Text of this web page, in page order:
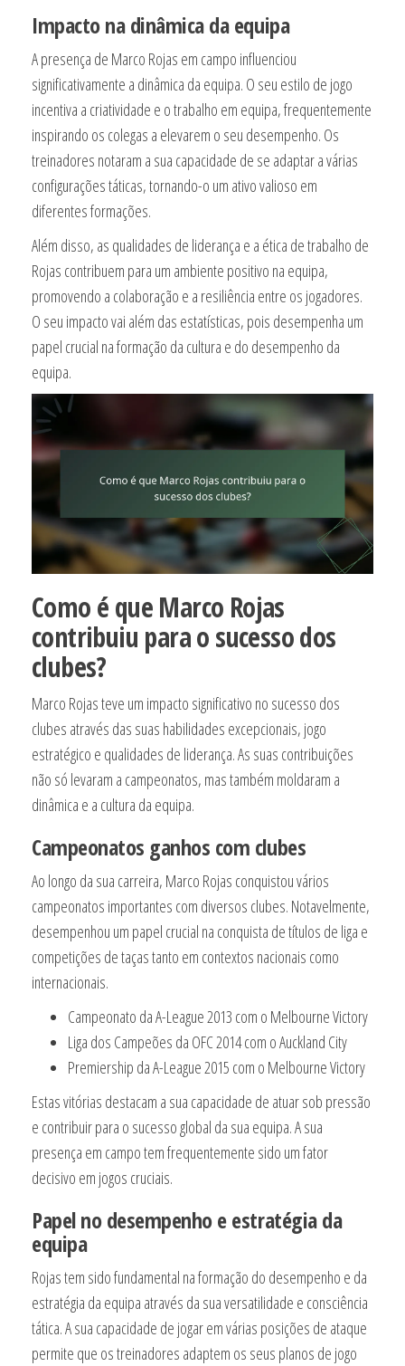
Impacto na dinâmica da equipa
A presença de Marco Rojas em campo influenciou
significativamente a dinâmica da equipa. O seu estilo de jogo
incentiva a criatividade e o trabalho em equipa, frequentemente
inspirando os colegas a elevarem o seu desempenho. Os
treinadores notaram a sua capacidade de se adaptar a várias
configurações táticas, tornando-o um ativo valioso em
diferentes formações.
Além disso, as qualidades de liderança e a ética de trabalho de
Rojas contribuem para um ambiente positivo na equipa,
promovendo a colaboração e a resiliência entre os jogadores.
O seu impacto vai além das estatísticas, pois desempenha um
papel crucial na formação da cultura e do desempenho da
equipa.
Como é que Marco Rojas
contribuiu para o sucesso dos
clubes?
Marco Rojas teve um impacto significativo no sucesso dos
clubes através das suas habilidades excepcionais, jogo
estratégico e qualidades de liderança. As suas contribuições
não só levaram a campeonatos, mas também moldaram a
dinâmica e a cultura da equipa.
Campeonatos ganhos com clubes
Ao longo da sua carreira, Marco Rojas conquistou vários
campeonatos importantes com diversos clubes. Notavelmente,
desempenhou um papel crucial na conquista de títulos de liga e
competições de taças tanto em contextos nacionais como
internacionais.
Campeonato da A-League 2013 com o Melbourne Victory
Liga dos Campeões da OFC 2014 com o Auckland City
Premiership da A-League 2015 com o Melbourne Victory
Estas vitórias destacam a sua capacidade de atuar sob pressão
e contribuir para o sucesso global da sua equipa. A sua
presença em campo tem frequentemente sido um fator
decisivo em jogos cruciais.
Papel no desempenho e estratégia da
equipa
Rojas tem sido fundamental na formação do desempenho e da
estratégia da equipa através da sua versatilidade e consciência
tática. A sua capacidade de jogar em várias posições de ataque
permite que os treinadores adaptem os seus planos de jogo